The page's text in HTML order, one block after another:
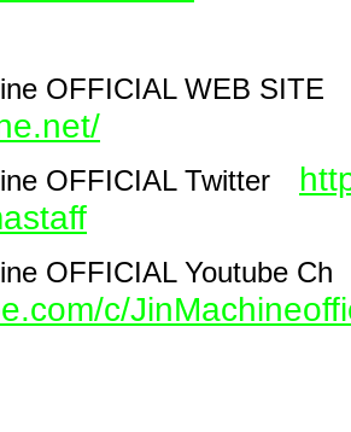
OFFICIAL WEB
OFFICIAL Twitter
OFFICIAL Youtube
c/